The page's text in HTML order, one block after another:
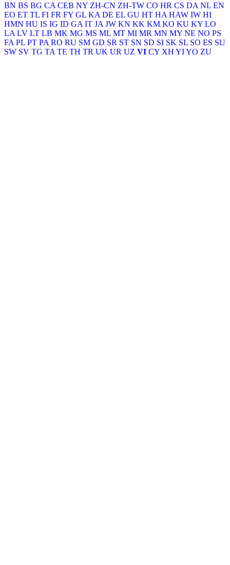
BN BS BG CA CEB NY ZH-CN ZH-TW CO HR CS DA NL EN
EO ET TL FI FR FY GL KA DE EL GU HT HA HAW IW HI
HMN HU IS IG ID GA IT JA JW KN KK KM KO KU KY LO
LA LV LT LB MK MG MS ML MT MI MR MN MY NE NO PS
FA PL PT PA RO RU SM GD SR ST SN SD SI SK SL SO ES SU
SW SV TG TA TE TH TR UK UR UZ VI CY XH YIYO ZU